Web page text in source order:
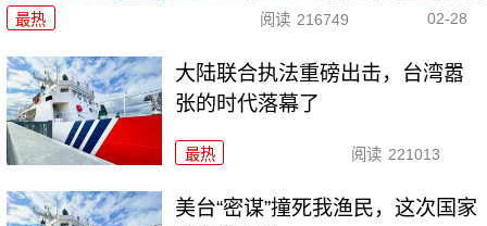
最热 阅读 216749 02-28
大陆联合执法重磅出击，台湾嚣
张的时代落幕了
最热 阅读 221013
美台“密谋”撞死我渔民，这次国家